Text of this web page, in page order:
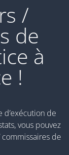
/
de
à
!
d’exécution de
vous pouvez
de